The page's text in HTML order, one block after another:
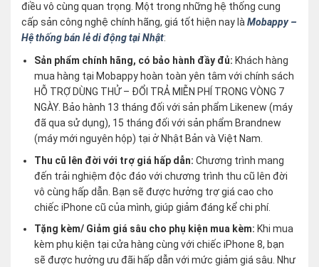
điều vô cùng quan trọng. Một trong những hệ thống cung
cấp sản công nghệ chính hãng, giá tốt hiện nay làMobappy –
Hệ thống bán lẻ di động tại Nhật:
Sản phẩm chính hãng, có bảo hành đầy đủ: Khách hàng
mua hàng tại Mobappy hoàn toàn yên tâm với chính sách
HỖ TRỢ DÙNG THỬ – ĐỔI TRẢ MIỄN PHÍ TRONG VÒNG 7
NGÀY. Bảo hành 13 tháng đối với sản phẩm Likenew (máy
đã qua sử dụng), 15 tháng đối với sản phẩm Brandnew
(máy mới nguyên hộp) tại ở Nhật Bản và Việt Nam.
Thu cũ lên đời với trợ giá hấp dẫn:Chương trình mang
đến trải nghiệm độc đáo với chương trình thu cũ lên đời
vô cùng hấp dẫn. Bạn sẽ được hưởng trợ giá cao cho
chiếc iPhone cũ của mình, giúp giảm đáng kể chi phí.
Tặng kèm/ Giảm giá sâu cho phụ kiện mua kèm: Khi mua
kèm phụ kiện tại cửa hàng cùng với chiếc iPhone 8, bạn
sẽ được hưởng ưu đãi hấp dẫn với mức giảm giá sâu. Như